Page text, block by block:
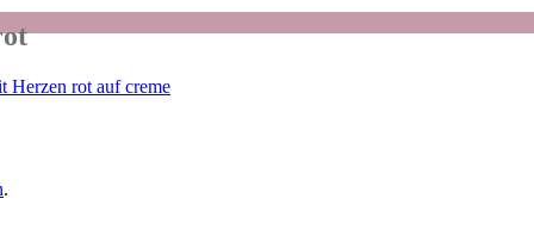
Herzen rot auf creme
.